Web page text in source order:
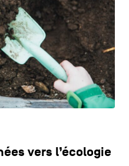
vers l’écologie